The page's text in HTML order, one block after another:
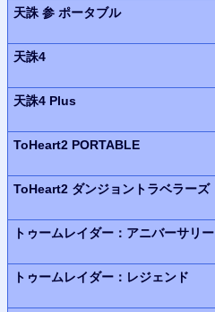
天誅 参 ポータブル
天誅4
天誅4 Plus
ToHeart2 PORTABLE
ToHeart2 ダンジョントラベラーズ
トゥームレイダー：アニバーサリー
トゥームレイダー：レジェンド